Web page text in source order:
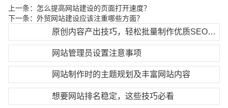
上一条： 怎么提高网站建设的页面打开速度？
下一条：外贸网站建设应该注重哪些方面？
原创内容产出技巧，轻松批量制作优质SEO干货内容
网站管理员设置注意事项
网站制作时的主题规划及丰富网站内容
想要网站排名稳定，这些技巧必看